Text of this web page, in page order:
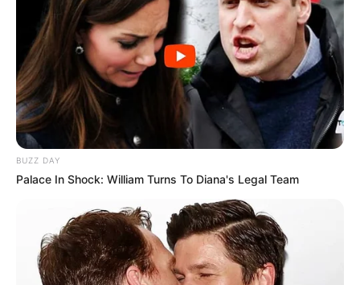
administrações municipais e órgãos públicos diretamente
relacionados ao
Programa Nacional de Alimentação Escolar
(PNAE) .
📍Empreendimentos sob suspeita
O levantamento policial aponta queos maiores repasses
ocorreram por meio de prefeituras e secretarias municipais
o que despertou atenção das autoridades.
BUZZ DAY
Palace In Shock: William Turns To Diana's Legal Team